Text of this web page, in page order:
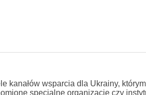
kanałów wsparcia dla Ukrainy,
specjalne organizacje czy